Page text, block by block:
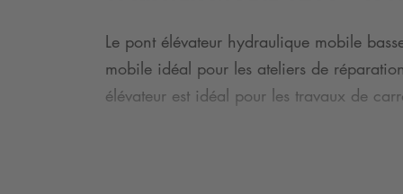
Le pont élévateur hydraulique mobile
mobile idéal pour les ateliers de
élévateur est idéal pour les travaux de
immédiatement opérationnel sans avoir